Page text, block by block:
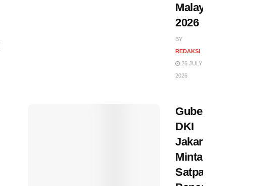
Malaysia
2026
BY
REDAKSI
26 JULY
2026
Gubernur
DKI
Jakarta
Minta
Satpam